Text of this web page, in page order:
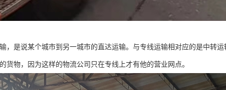
，是说某个城市到另一城市的直达运输。与专线运输相对应的是中转
货物，因为这样的物流公司只在专线上才有他的营业网点。